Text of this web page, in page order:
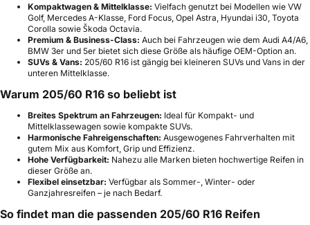
Kompaktwagen & Mittelklasse: Vielfach genutzt bei Modellen wie VW
Golf, Mercedes A-Klasse, Ford Focus, Opel Astra, Hyundai i30, Toyota
Corolla sowie Škoda Octavia.
Premium & Business-Class: Auch bei Fahrzeugen wie dem Audi A4/A6,
BMW 3er und 5er bietet sich diese Größe als häufige OEM-Option an.
SUVs & Vans: 205/60 R16 ist gängig bei kleineren SUVs und Vans in der
unteren Mittelklasse.
Warum 205/60 R16 so beliebt ist
Breites Spektrum an Fahrzeugen: Ideal für Kompakt- und
Mittelklassewagen sowie kompakte SUVs.
Harmonische Fahreigenschaften: Ausgewogenes Fahrverhalten mit
gutem Mix aus Komfort, Grip und Effizienz.
Hohe Verfügbarkeit: Nahezu alle Marken bieten hochwertige Reifen in
dieser Größe an.
Flexibel einsetzbar: Verfügbar als Sommer-, Winter- oder
Ganzjahresreifen – je nach Bedarf.
So findet man die passenden 205/60 R16 Reifen